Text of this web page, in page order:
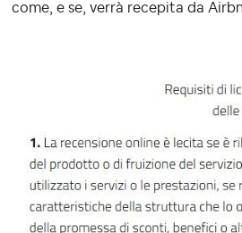
come, e se, verrà recepita da